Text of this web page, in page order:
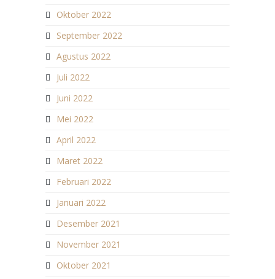
Oktober 2022
September 2022
Agustus 2022
Juli 2022
Juni 2022
Mei 2022
April 2022
Maret 2022
Februari 2022
Januari 2022
Desember 2021
November 2021
Oktober 2021